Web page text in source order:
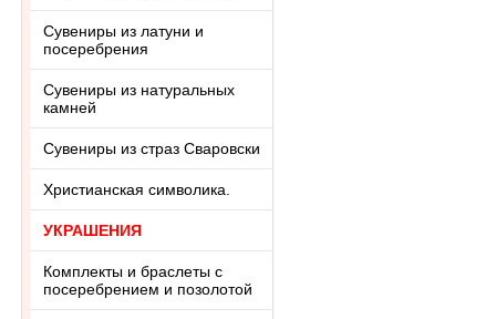
Сувениры из латуни и
посеребрения
Сувениры из натуральных
камней
Сувениры из страз Сваровски
Христианская символика.
УКРАШЕНИЯ
Комплекты и браслеты с
посеребрением и позолотой